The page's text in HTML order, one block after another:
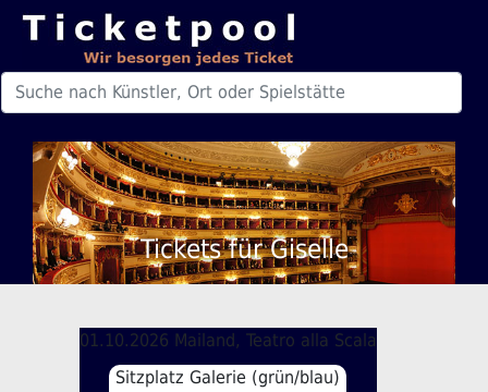
Tickets für Giselle
01.10.2026 Mailand, Teatro alla Scala
Sitzplatz Galerie (grün/blau)